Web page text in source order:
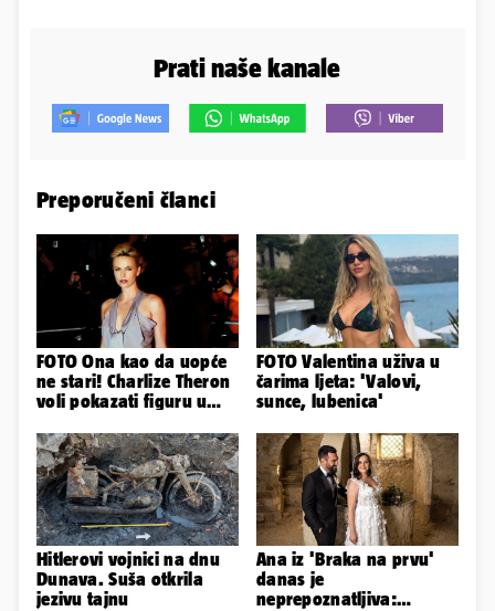
Prati naše kanale
Preporučeni članci
FOTO Ona kao da uopće
ne stari! Charlize Theron
voli pokazati figuru u
FOTO Valentina uživa u
čarima ljeta: 'Valovi,
sunce, lubenica'
Hitlerovi vojnici na dnu
Dunava. Suša otkrila
jezivu tajnu
Ana iz 'Braka na prvu'
danas je
neprepoznatljiva: